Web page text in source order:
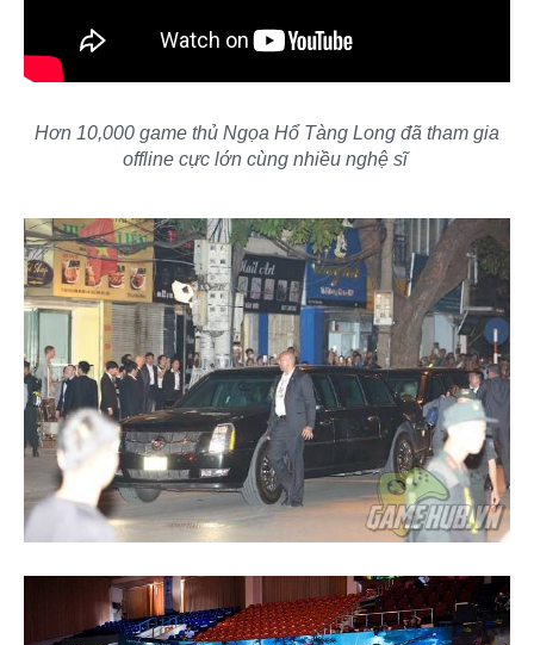
Hơn 10,000 game thủ Ngọa Hổ Tàng Long đã tham gia
offline cực lớn cùng nhiều nghệ sĩ​